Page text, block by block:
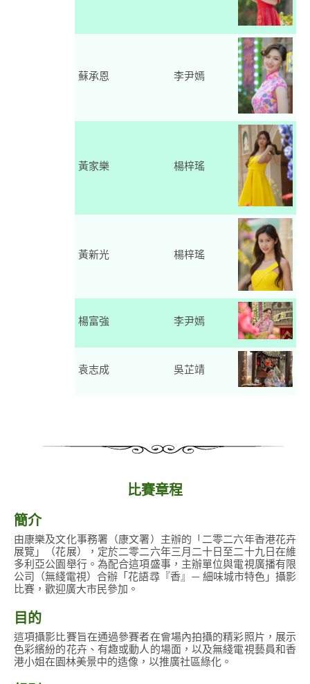
蘇承恩 李尹嫣
黃家樂 楊梓瑤
黃新光 楊梓瑤
楊富強 李尹嫣
袁志成 吳芷靖
比賽章程
簡介
由康樂及文化事務署（康文署）主辦的「二零二六年香港花卉
展覽」（花展），定於二零二六年三月二十日至二十九日在維
多利亞公園舉行。為配合這項盛事，主辦單位與電視廣播有限
公司（無綫電視）合辦「花語尋『香』— 細味城市特色」攝影
比賽，歡迎廣大市民參加。
目的
這項攝影比賽旨在通過參賽者在會場內拍攝的精彩照片，展示
色彩繽紛的花卉、有趣或動人的場面，以及無綫電視藝員和香
港小姐在園林美景中的造像，以推廣社區綠化。